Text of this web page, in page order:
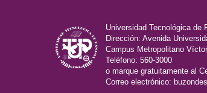
Universidad Tecnológica de
Dirección: Avenida
Campus Metropolitano
Teléfono: 560-3000
o marque gratuitamente al
Correo electrónico: